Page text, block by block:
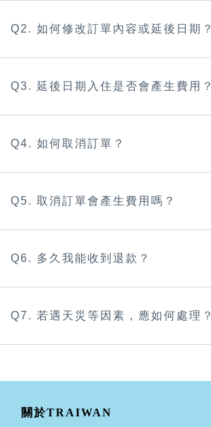
Q2. 如何修改訂單內容或延後日期？
Q3. 延後日期入住是否會產生費用？
Q4. 如何取消訂單？
Q5. 取消訂單會產生費用嗎？
Q6. 多久我能收到退款？
Q7. 若遇天災等因素，應如何處理？
關於TRAIWAN